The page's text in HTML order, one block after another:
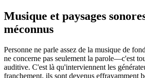
Musique et paysages
méconnus
Personne ne parle assez de la musique de
ne concerne pas seulement la parole—c'est
auditive. C'est là qu'interviennent les
franchement, ils sont devenus effrayamment